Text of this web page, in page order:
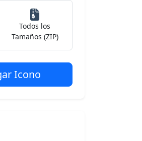
Todos los
Tamaños (ZIP)
Icono